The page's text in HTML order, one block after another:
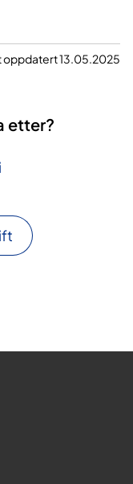
oppdatert 13.05.2025
etter?